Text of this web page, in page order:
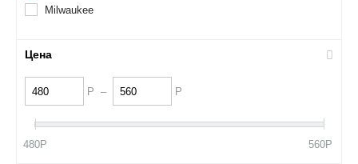
Milwaukee
Цена
Р – Р
480Р 560Р